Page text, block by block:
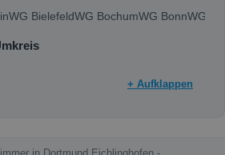
WG BielefeldWG BochumWG BonnWG
+ Aufklappen